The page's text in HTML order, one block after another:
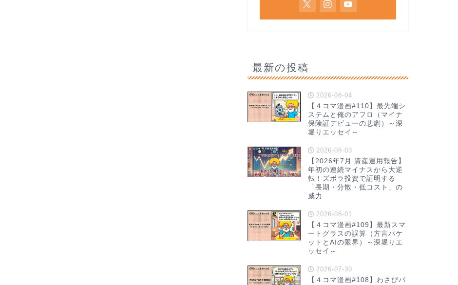
最新の投稿
2026-08-04
【４コマ漫画#110】最先端シ
ステムと俺のアフロ（マイナ
保険証デビューの悲劇）～深
堀りエッセイ～
2026-08-03
【2026年7月 資産運用報告】
年初の連続マイナスから大逆
転！ズボラ投資で証明する
「長期・分散・低コスト」の
威力
2026-08-01
【４コマ漫画#109】最新スマ
ートグラスの誤算（方言パケ
ットとAIの限界）～深堀りエ
ッセイ～
2026-07-30
【４コマ漫画#108】わさびパ